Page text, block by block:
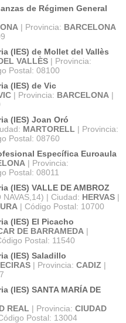
de Régimen General
| Provincia: BARCELONA
(IES) de Mollet del Vallès
VALLÈS | Provincia:
Postal: 08100
(IES) de Vic
| Provincia: BARCELONA |
(IES) Joan Oró
MARTORELL | Provincia:
Postal: 08760
Específica Euroaula
| Provincia:
Postal: 08011
(IES) VALLE DE AMBROZ
NAVAS,14) | Ciudad: HERVAS |
| Código Postal: 10700
(IES) El Picacho
DE BARRAMEDA |
Postal: 11540
(IES) Saladillo
| Provincia: CADIZ |
(IES) SANTA MARÍA DE
REAL | Provincia: CIUDAD
Postal: 13004